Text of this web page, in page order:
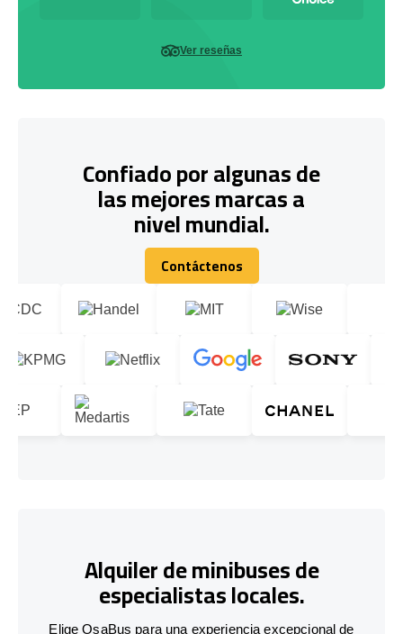
Ver reseñas
Confiado por algunas de
las mejores marcas a
nivel mundial.
Contáctenos
Contáctenos
Alquiler de minibuses de
especialistas locales.
Elige OsaBus para una experiencia excepcional de